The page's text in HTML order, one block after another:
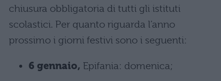
chiusura obbligatoria di tutti gli istituti
scolastici. Per quanto riguarda l’anno
prossimo i giorni festivi sono i seguenti:
6 gennaio, Epifania: domenica;